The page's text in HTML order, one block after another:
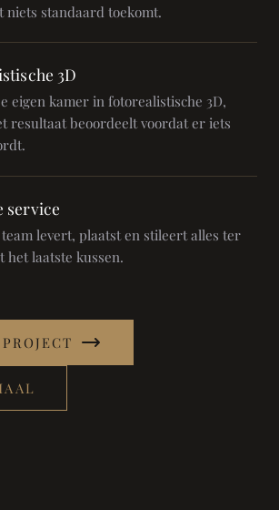
niets standaard toekomt.
3D
eigen kamer in fotorealistische 3D,
resultaat beoordeelt voordat er iets
service
team levert, plaatst en stileert alles ter
het laatste kussen.